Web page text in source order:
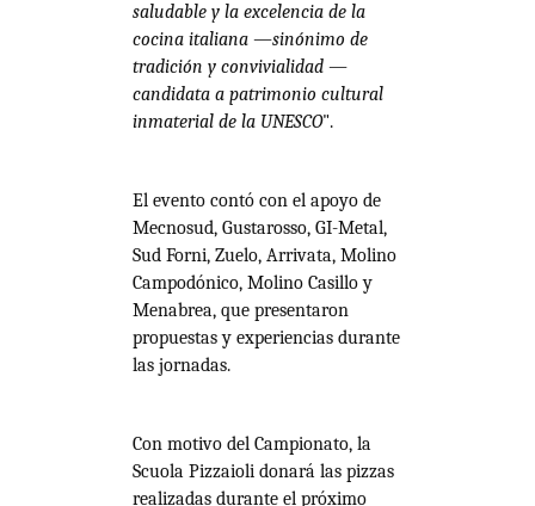
saludable y la excelencia de la
cocina italiana —sinónimo de
tradición y convivialidad —
candidata a patrimonio cultural
inmaterial de la UNESCO".
El evento contó con el apoyo de
Mecnosud, Gustarosso, GI-Metal,
Sud Forni, Zuelo, Arrivata, Molino
Campodónico, Molino Casillo y
Menabrea, que presentaron
propuestas y experiencias durante
las jornadas.
Con motivo del Campionato, la
Scuola Pizzaioli donará las pizzas
realizadas durante el próximo